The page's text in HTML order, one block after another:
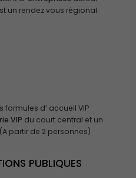
un rendez vous régional
formules d’ accueil VIP
VIP du court central et un
partir de 2 personnes)
PUBLIQUES